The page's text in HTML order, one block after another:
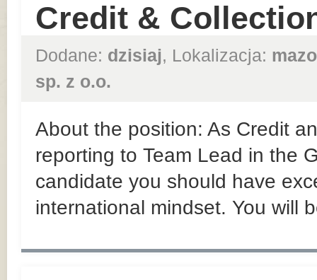
Credit &
Dodane: dzisiaj, Lokalizacja:
sp. z o.o.
About the position: As Credit
reporting to Team Lead in the
candidate you should have
international mindset. You will